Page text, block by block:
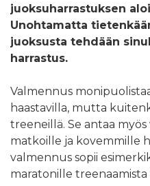
juoksuharrastuksen
Unohtamatta
juoksusta tehdään
harrastus.
Valmennus
haastavilla, mutta
treeneillä. Se antaa
matkoille ja kovemmille
valmennus sopii
maratonille treenaamista